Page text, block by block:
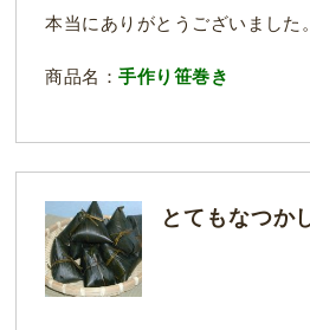
本当にありがとうございました。
商品名：手作り笹巻き
とてもなつか